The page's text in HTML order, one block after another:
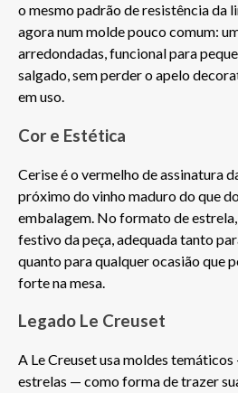
o mesmo padrão de resistência da
agora num molde pouco comum:
arredondadas, funcional para
salgado, sem perder o apelo
em uso.
Cor e Estética
Cerise é o vermelho de assinatura
próximo do vinho maduro do que
embalagem. No formato de
festivo da peça, adequada tanto
quanto para qualquer ocasião que
forte na mesa.
Legado Le Creuset
A Le Creuset usa moldes
estrelas — como forma de trazer